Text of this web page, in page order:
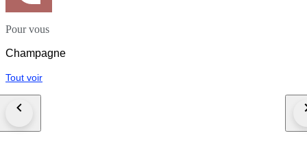
Pour vous
Champagne
Tout voir